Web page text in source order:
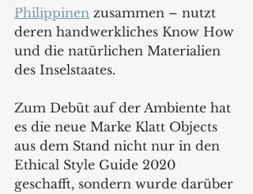
Philippinen zusammen – nutzt
deren handwerkliches Know How
und die natürlichen Materialien
des Inselstaates.
Zum Debüt auf der Ambiente hat
es die neue Marke Klatt Objects
aus dem Stand nicht nur in den
Ethical Style Guide 2020
geschafft, sondern wurde darüber